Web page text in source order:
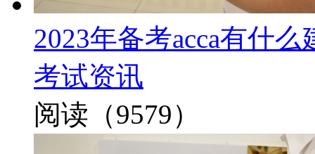
2023年备考acca有什
考试资讯
阅读（9579）